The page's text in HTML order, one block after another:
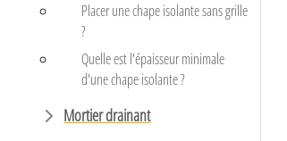
Placer une chape isolante sans grille
?
Quelle est l'épaisseur minimale
d'une chape isolante ?
Mortier drainant